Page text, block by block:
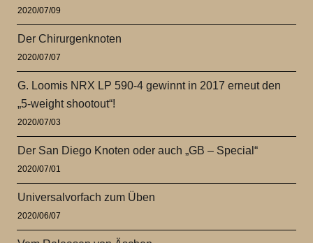
2020/07/09
Der Chirurgenknoten
2020/07/07
G. Loomis NRX LP 590-4 gewinnt in 2017 erneut den
„5-weight shootout“!
2020/07/03
Der San Diego Knoten oder auch „GB – Special“
2020/07/01
Universalvorfach zum Üben
2020/06/07